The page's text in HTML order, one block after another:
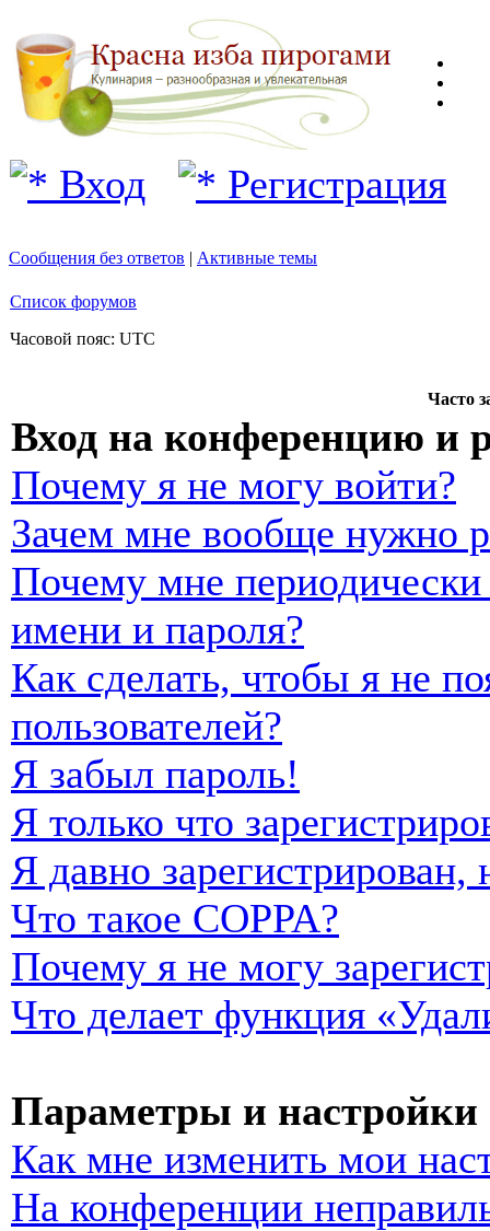
Вход Регистрация
Сообщения без ответов | Активные темы
Список форумов
Часовой пояс: UTC
Часто
Вход на конференцию и
Почему я не могу войти?
Зачем мне вообще нужно
Почему мне периодически
имени и пароля?
Как сделать, чтобы я не
пользователей?
Я забыл пароль!
Я только что
Я давно
Что такое COPPA?
Почему я не могу
Что делает функция
Параметры и настройки
Как мне изменить мои
На конференции